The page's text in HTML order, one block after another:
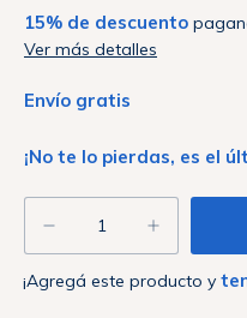
15% de descuento
Ver más detalles
Envío gratis
¡No te lo pierdas, es el
¡Agregá este producto y